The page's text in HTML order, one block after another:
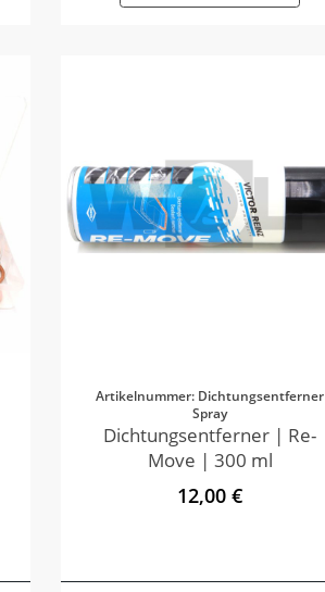
Artikelnummer: Dichtungsentferner
Spray
Dichtungsentferner | Re-
Move | 300 ml
12,00 €